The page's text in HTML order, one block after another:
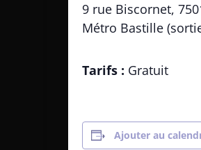
9 rue Biscornet,
Métro Bastille
Tarifs : Gratuit
Ajouter au